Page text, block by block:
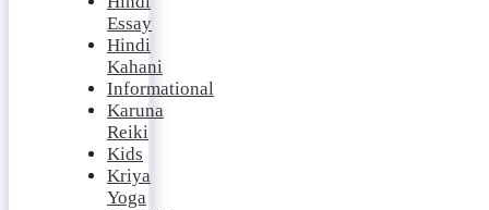
Essay
Hindi
Kahani
Informational
Karuna
Reiki
Kids
Kriya
Yoga